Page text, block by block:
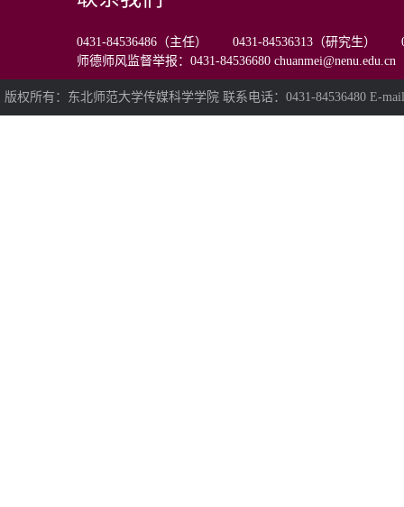
0431-84536486（主任） 0431-84536313（研究生）
师德师风监督举报：0431-84536680 chuanmei@nenu.edu.cn
版权所有：东北师范大学传媒科学学院 联系电话：0431-84536480 E-